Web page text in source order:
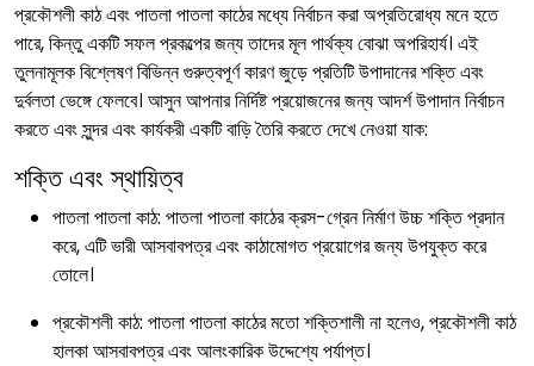
প্রকৌশলী কাঠ এবং পাতলা পাতলা কাঠের মধ্যে নির্বাচন করা অপ্রতিরোধ্য মনে হতে
পারে, কিন্তু একটি সফল প্রকল্পের জন্য তাদের মূল পার্থক্য বোঝা অপরিহার্য। এই
তুলনামূলক বিশ্লেষণ বিভিন্ন গুরুত্বপূর্ণ কারণ জুড়ে প্রতিটি উপাদানের শক্তি এবং
দুর্বলতা ভেঙ্গে ফেলবে। আসুন আপনার নির্দিষ্ট প্রয়োজনের জন্য আদর্শ উপাদান নির্বাচন
করতে এবং সুন্দর এবং কার্যকরী একটি বাড়ি তৈরি করতে দেখে নেওয়া যাক:
শক্তি এবং স্থায়িত্ব
পাতলা পাতলা কাঠ: পাতলা পাতলা কাঠের ক্রস-গ্রেন নির্মাণ উচ্চ শক্তি প্রদান
করে, এটি ভারী আসবাবপত্র এবং কাঠামোগত প্রয়োগের জন্য উপযুক্ত করে
তোলে।
প্রকৌশলী কাঠ: পাতলা পাতলা কাঠের মতো শক্তিশালী না হলেও, প্রকৌশলী কাঠ
হালকা আসবাবপত্র এবং আলংকারিক উদ্দেশ্যে পর্যাপ্ত।